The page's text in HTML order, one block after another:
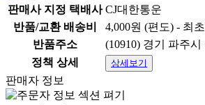
판매사 지정 택배사 CJ대한통운
반품/교환 배송비
4,000원 (편도) - 최
반품주소
(10910) 경기 파주시
정책 상세
상세보기
판매자 정보